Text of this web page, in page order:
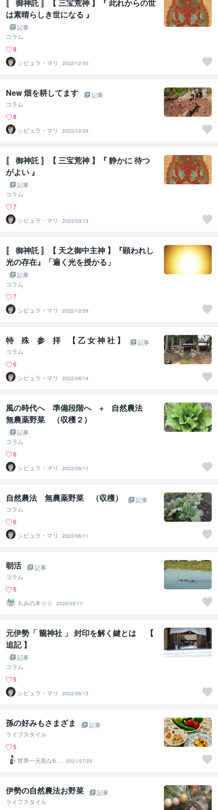
〚 御神託 〛【 三宝荒神 】『 此れからの世
は素晴らしき世になる 』
記事
コラム
8
シビュラ・マリ
2022/12/30
New 畑を耕してます
記事
コラム
8
シビュラ・マリ
2022/12/29
〚 御神託 〛【 三宝荒神 】『 静かに 待つ
がよい 』
記事
コラム
7
シビュラ・マリ
2023/03/13
〚 御神託 〛【 天之御中主神 】『顕われし
光の存在』「遍く光を授かる」
記事
コラム
7
シビュラ・マリ
2022/12/28
特 殊 参 拝 【 乙 女 神 社 】
記事
コラム
6
シビュラ・マリ
2022/06/14
風の時代へ 準備段階へ + 自然農法
無農薬野菜 （収穫２）
記事
コラム
6
シビュラ・マリ
2022/06/11
自然農法 無農薬野菜 （収穫）
記事
コラム
6
シビュラ・マリ
2022/06/11
朝活
記事
コラム
5
もみの木☆☆
2026/05/17
元伊勢「 籠神社 」 封印を解く鍵とは 【
追記 】
記事
コラム
5
シビュラ・マリ
2022/06/13
孫の好みもさまざま
記事
ライフスタイル
5
世界一元気な60
歳♪ 藤野もえ
2021/07/25
伊勢の自然農法お野菜
記事
ライフスタイル